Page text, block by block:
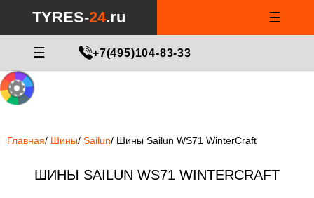
24.ru/html/catalog/controller/product/shinydiski.php
on line
TYRES-24.ru ☰
☰ +7(495)104-83-33
Главная/ Шины/ Sailun/ Шины Sailun WS71 WinterCraft
ШИНЫ SAILUN WS71 WINTERCRAFT